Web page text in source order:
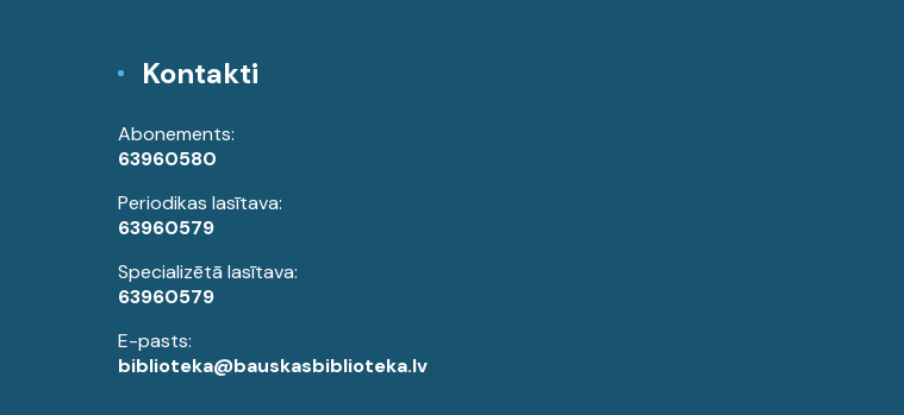
Kontakti
Abonements:
63960580
Periodikas lasītava:
63960579
Specializētā lasītava:
63960579
E-pasts:
biblioteka@bauskasbiblioteka.lv